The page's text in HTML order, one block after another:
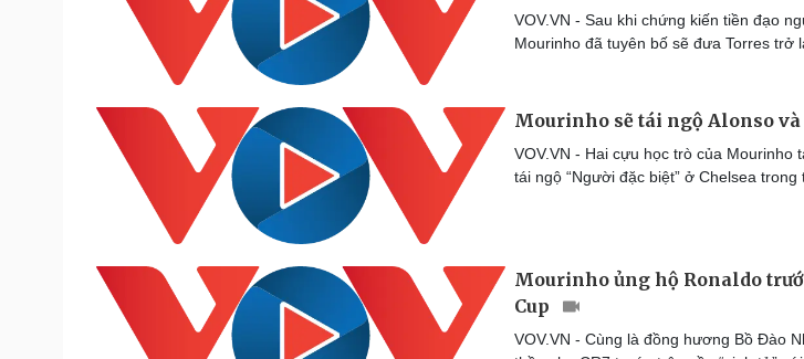
VOV.VN - Sau khi chứng kiến tiền đạo
Mourinho đã tuyên bố sẽ đưa Torres trở
Mourinho sẽ tái ngộ Alonso
VOV.VN - Hai cựu học trò của Mourinho
tái ngộ “Người đặc biệt” ở Chelsea trong
Mourinho ủng hộ Ronaldo
Cup
VOV.VN - Cùng là đồng hương Bồ Đào